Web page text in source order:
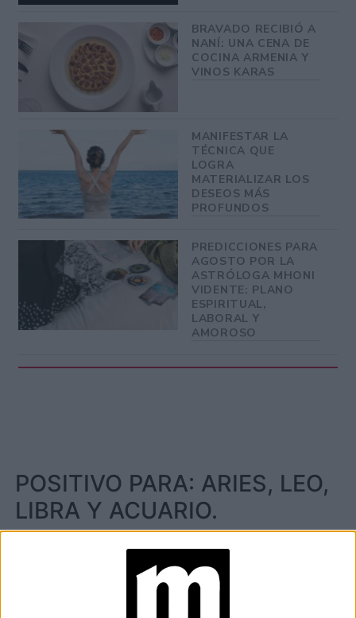
BRAVADO RECIBIÓ A
NANÍ: UNA CENA DE
COCINA ARMENIA Y
VINOS KARAS
MANIFESTAR LA
TÉCNICA QUE
LOGRA
MATERIALIZAR LOS
DESEOS MÁS
PROFUNDOS
PREDICCIONES PARA
AGOSTO POR LA
ASTRÓLOGA MHONI
VIDENTE: PLANO
ESPIRITUAL,
LABORAL Y
AMOROSO
POSITIVO PARA: ARIES, LEO,
LIBRA Y ACUARIO.
NEGATIVO PARA: GÉMINIS,
VIRGO Y PISCIS.